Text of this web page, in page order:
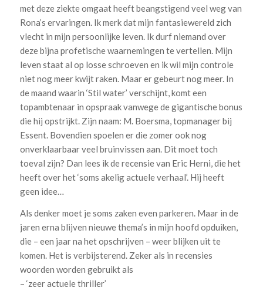
met deze ziekte omgaat heeft beangstigend veel weg van
Rona’s ervaringen. Ik merk dat mijn fantasiewereld zich
vlecht in mijn persoonlijke leven. Ik durf niemand over
deze bijna profetische waarnemingen te vertellen. Mijn
leven staat al op losse schroeven en ik wil mijn controle
niet nog meer kwijt raken. Maar er gebeurt nog meer. In
de maand waarin ‘Stil water’ verschijnt, komt een
topambtenaar in opspraak vanwege de gigantische bonus
die hij opstrijkt. Zijn naam: M. Boersma, topmanager bij
Essent. Bovendien spoelen er die zomer ook nog
onverklaarbaar veel bruinvissen aan. Dit moet toch
toeval zijn? Dan lees ik de recensie van Eric Herni, die het
heeft over het ‘soms akelig actuele verhaal’. Hij heeft
geen idee…
Als denker moet je soms zaken even parkeren. Maar in de
jaren erna blijven nieuwe thema’s in mijn hoofd opduiken,
die – een jaar na het opschrijven – weer blijken uit te
komen. Het is verbijsterend. Zeker als in recensies
woorden worden gebruikt als
– ‘zeer actuele thriller’